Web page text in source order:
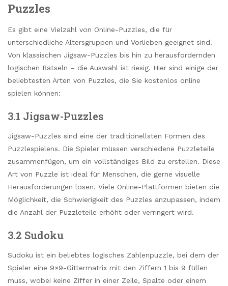
Puzzles
Es gibt eine Vielzahl von Online-Puzzles, die für
unterschiedliche Altersgruppen und Vorlieben geeignet sind.
Von klassischen Jigsaw-Puzzles bis hin zu herausfordernden
logischen Rätseln – die Auswahl ist riesig. Hier sind einige der
beliebtesten Arten von Puzzles, die Sie kostenlos online
spielen können:
3.1 Jigsaw-Puzzles
Jigsaw-Puzzles sind eine der traditionellsten Formen des
Puzzlespielens. Die Spieler müssen verschiedene Puzzleteile
zusammenfügen, um ein vollständiges Bild zu erstellen. Diese
Art von Puzzle ist ideal für Menschen, die gerne visuelle
Herausforderungen lösen. Viele Online-Plattformen bieten die
Möglichkeit, die Schwierigkeit des Puzzles anzupassen, indem
die Anzahl der Puzzleteile erhöht oder verringert wird.
3.2 Sudoku
Sudoku ist ein beliebtes logisches Zahlenpuzzle, bei dem der
Spieler eine 9×9-Gittermatrix mit den Ziffern 1 bis 9 füllen
muss, wobei keine Ziffer in einer Zeile, Spalte oder einem